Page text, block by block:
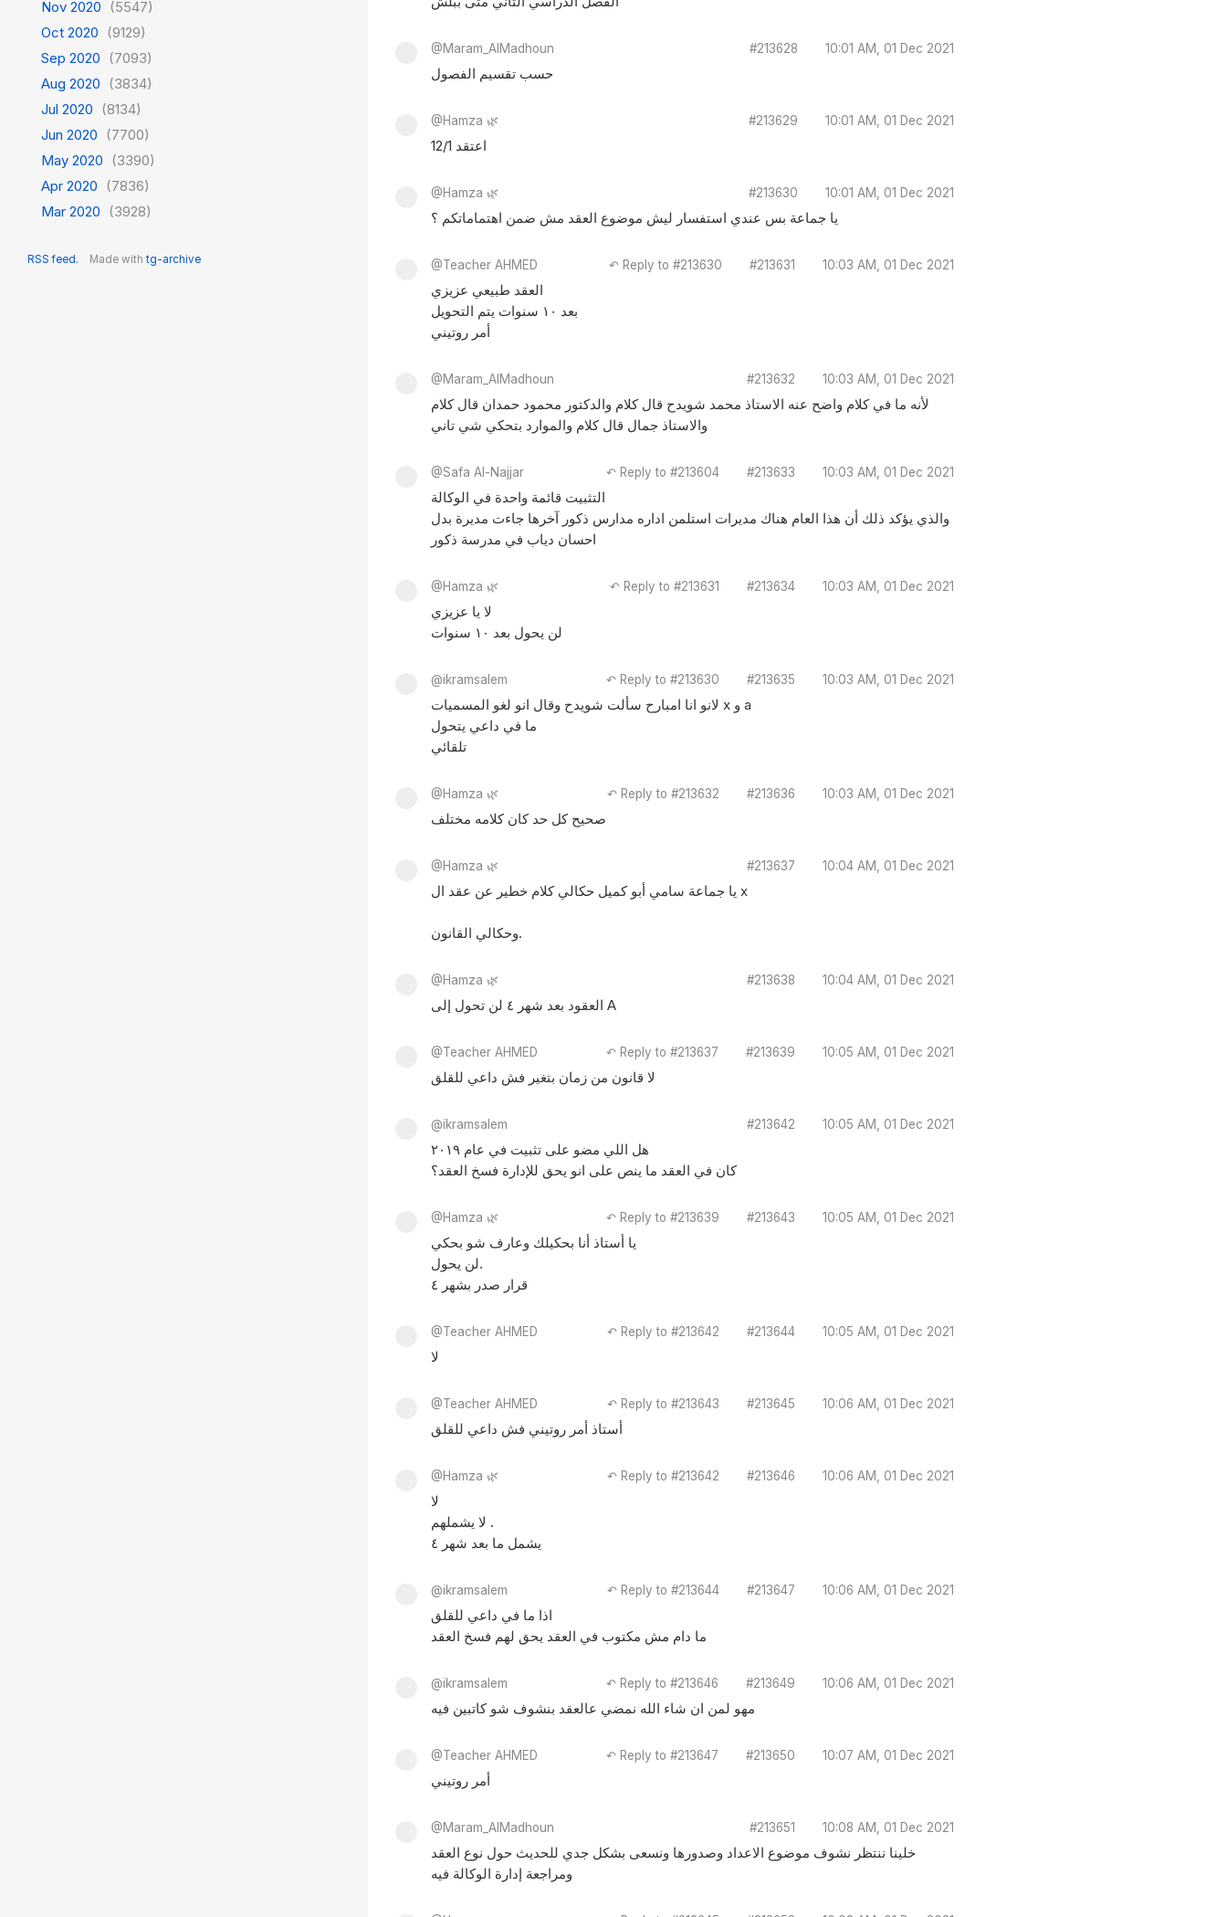
Nov 2020 (5547)
Oct 2020 (9129)
Sep 2020 (7093)
Aug 2020 (3834)
Jul 2020 (8134)
Jun 2020 (7700)
May 2020 (3390)
Apr 2020 (7836)
Mar 2020 (3928)
RSS feed. Made with tg-archive
@Maram_AlMadhoun #213628 10:01 AM, 01 Dec 2021
حسب تقسيم الفصول
@Hamza 🌿 #213629 10:01 AM, 01 Dec 2021
اعتقد 12/1
@Hamza 🌿 #213630 10:01 AM, 01 Dec 2021
يا جماعة بس عندي استفسار ليش موضوع العقد مش ضمن اهتماماتكم ؟
@Teacher AHMED ↶ Reply to #213630 #213631 10:03 AM, 01 Dec 2021
العقد طبيعي عزيزي
بعد ١٠ سنوات يتم التحويل
أمر روتيني
@Maram_AlMadhoun #213632 10:03 AM, 01 Dec 2021
لأنه ما في كلام واضح عنه الاستاذ محمد شويدح قال كلام والدكتور محمود حمدان قال كلام
والاستاذ جمال قال كلام والموارد بتحكي شي تاني
@Safa Al-Najjar ↶ Reply to #213604 #213633 10:03 AM, 01 Dec 2021
التثبيت قائمة واحدة في الوكالة
والذي يؤكد ذلك أن هذا العام هناك مديرات استلمن اداره مدارس ذكور آخرها جاءت مديرة بدل
احسان دياب في مدرسة ذكور
@Hamza 🌿 ↶ Reply to #213631 #213634 10:03 AM, 01 Dec 2021
لا يا عزيزي
لن يحول بعد ١٠ سنوات
@ikramsalem ↶ Reply to #213630 #213635 10:03 AM, 01 Dec 2021
لانو انا امبارح سألت شويدح وقال انو لغو المسميات x و a
ما في داعي يتحول
تلقائي
@Hamza 🌿 ↶ Reply to #213632 #213636 10:03 AM, 01 Dec 2021
صحيح كل حد كان كلامه مختلف
@Hamza 🌿 #213637 10:04 AM, 01 Dec 2021
يا جماعة سامي أبو كميل حكالي كلام خطير عن عقد ال x
وحكالي القانون.
@Hamza 🌿 #213638 10:04 AM, 01 Dec 2021
العقود بعد شهر ٤ لن تحول إلى A
@Teacher AHMED ↶ Reply to #213637 #213639 10:05 AM, 01 Dec 2021
لا قانون من زمان بتغير فش داعي للقلق
@ikramsalem #213642 10:05 AM, 01 Dec 2021
هل اللي مضو على تثبيت في عام ٢٠١٩
كان في العقد ما ينص على انو يحق للإدارة فسخ العقد؟
@Hamza 🌿 ↶ Reply to #213639 #213643 10:05 AM, 01 Dec 2021
يا أستاذ أنا بحكيلك وعارف شو بحكي
لن يحول.
قرار صدر بشهر ٤
@Teacher AHMED ↶ Reply to #213642 #213644 10:05 AM, 01 Dec 2021
لا
@Teacher AHMED ↶ Reply to #213643 #213645 10:06 AM, 01 Dec 2021
أستاذ أمر روتيني فش داعي للقلق
@Hamza 🌿 ↶ Reply to #213642 #213646 10:06 AM, 01 Dec 2021
لا
لا يشملهم .
يشمل ما بعد شهر ٤
@ikramsalem ↶ Reply to #213644 #213647 10:06 AM, 01 Dec 2021
اذا ما في داعي للقلق
ما دام مش مكتوب في العقد يحق لهم فسخ العقد
@ikramsalem ↶ Reply to #213646 #213649 10:06 AM, 01 Dec 2021
مهو لمن ان شاء الله نمضي عالعقد بنشوف شو كاتبين فيه
@Teacher AHMED ↶ Reply to #213647 #213650 10:07 AM, 01 Dec 2021
أمر روتيني
@Maram_AlMadhoun #213651 10:08 AM, 01 Dec 2021
خلينا ننتظر نشوف موضوع الاعداد وصدورها ونسعى بشكل جدي للحديث حول نوع العقد
ومراجعة إدارة الوكالة فيه